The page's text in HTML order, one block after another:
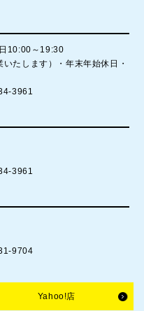
10:00～19:30
たします）・年末年始休日・
3961
3961
9704
Yahoo!店